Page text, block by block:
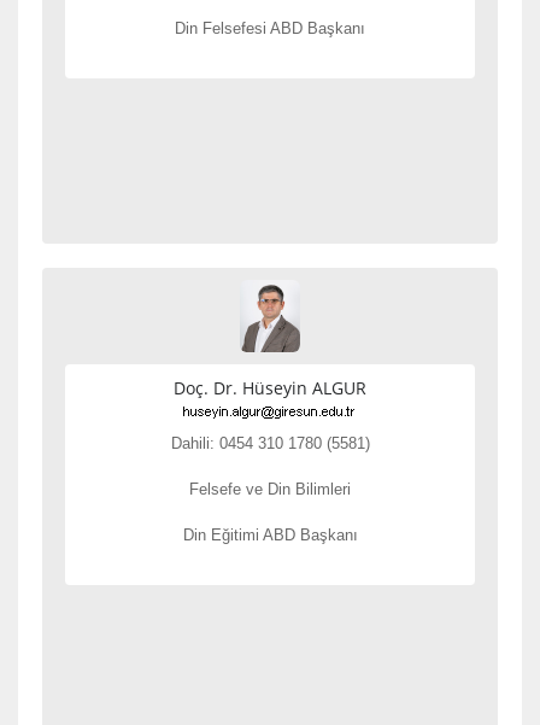
Din Felsefesi ABD Başkanı
Doç. Dr. Hüseyin ALGUR
Dahili: 0454 310 1780 (5581)
Felsefe ve Din Bilimleri
Din Eğitimi ABD Başkanı